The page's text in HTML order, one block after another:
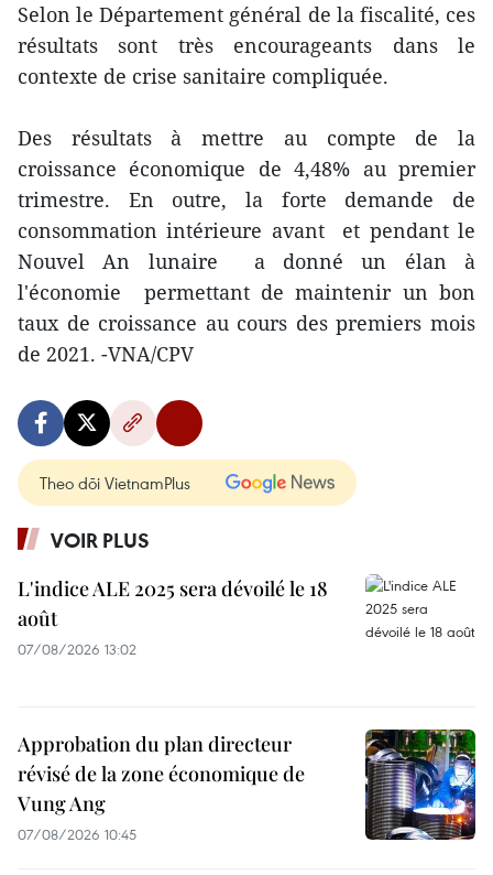
Selon le Département général de la fiscalité, ces
résultats sont très encourageants dans le
contexte de crise sanitaire compliquée.
Des résultats à mettre au compte de la
croissance économique de 4,48% au premier
trimestre. En outre, la forte demande de
consommation intérieure avant et pendant le
Nouvel An lunaire a donné un élan à
l'économie permettant de maintenir un bon
taux de croissance au cours des premiers mois
de 2021. -VNA/CPV
Theo dõi VietnamPlus
VOIR PLUS
L'indice ALE 2025 sera dévoilé le 18
août
07/08/2026 13:02
Approbation du plan directeur
révisé de la zone économique de
Vung Ang
07/08/2026 10:45